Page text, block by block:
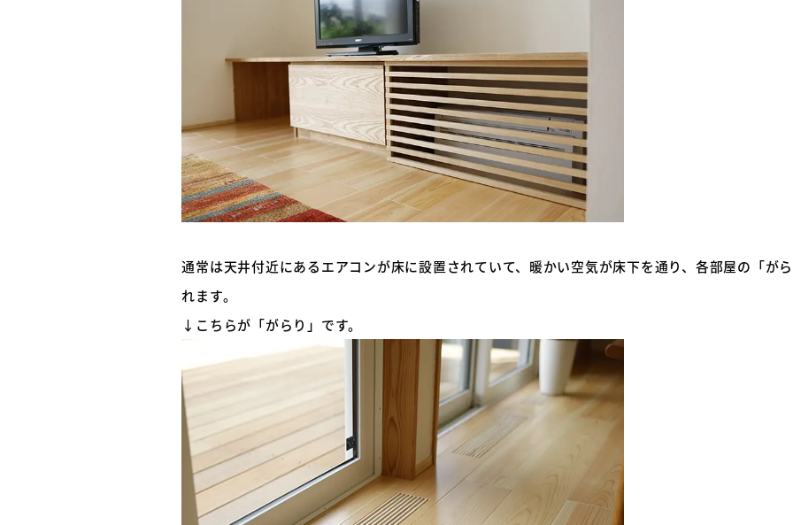
通常は天井付近にあるエアコンが床に設置されていて、暖かい空気が床下を通り、各部屋の「が
れます。
↓こちらが「がらり」です。